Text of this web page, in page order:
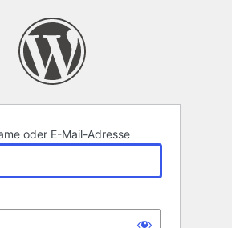
oder E-Mail-Adresse